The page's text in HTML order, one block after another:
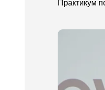
Практикум